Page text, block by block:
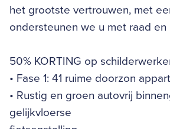
het grootste vertrouwen, met
ondersteunen we u met raad
50% KORTING op
• Fase 1: 41 ruime doorzon
• Rustig en groen autovrij
gelijkvloerse